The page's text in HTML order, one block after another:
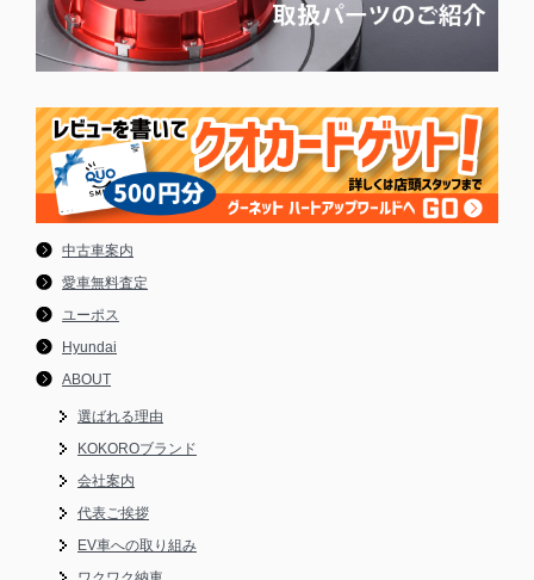
中古車案内
愛車無料査定
ユーポス
Hyundai
ABOUT
選ばれる理由
KOKOROブランド
会社案内
代表ご挨拶
EV車への取り組み